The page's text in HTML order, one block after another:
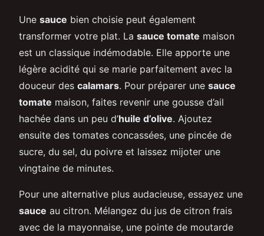
Une sauce bien choisie peut également
transformer votre plat. La sauce tomate maison
est un classique indémodable. Elle apporte une
légère acidité qui se marie parfaitement avec la
douceur des calamars. Pour préparer une sauce
tomate maison, faites revenir une gousse d’ail
hachée dans un peu d’huile d’olive. Ajoutez
ensuite des tomates concassées, une pincée de
sucre, du sel, du poivre et laissez mijoter une
vingtaine de minutes.
Pour une alternative plus audacieuse, essayez une
sauce au citron. Mélangez du jus de citron frais
avec de la mayonnaise, une pointe de moutarde